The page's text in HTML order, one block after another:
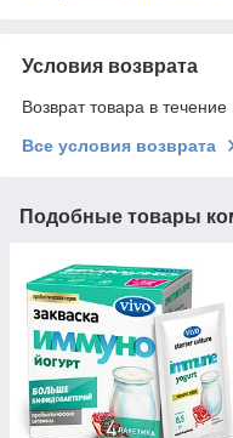
Условия возврата
Возврат товара в
Все условия возврата
Подобные товары